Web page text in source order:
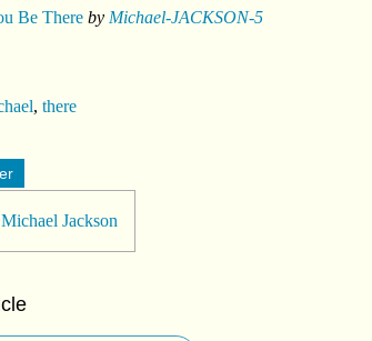
Be There by Michael-JACKSON-5
, there
Jackson